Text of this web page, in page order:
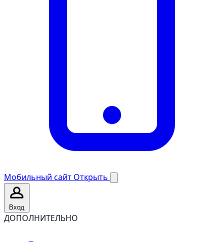
Мобильный сайт Открыть
Вход
ДОПОЛНИТЕЛЬНО